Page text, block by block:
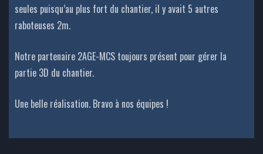
seules puisqu’au plus fort du chantier, il y avait 5 autres
raboteuses 2m.
Notre partenaire 2AGE-MCS toujours présent pour gérer la
partie 3D du chantier.
Une belle réalisation. Bravo à nos équipes !